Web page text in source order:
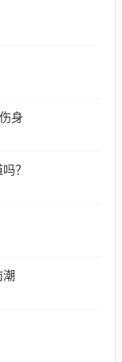
身
？